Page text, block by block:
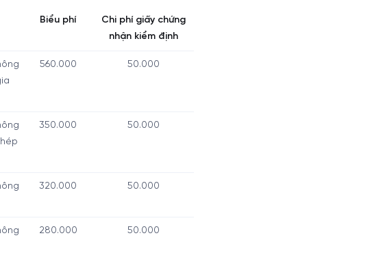
Biểu phí
Chi phí giấy chứng
nhận kiểm định
560.000 50.000
350.000 50.000
320.000 50.000
280.000 50.000